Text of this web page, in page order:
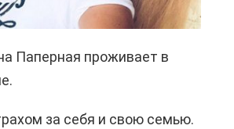
Паперная проживает в
за себя и свою семью.